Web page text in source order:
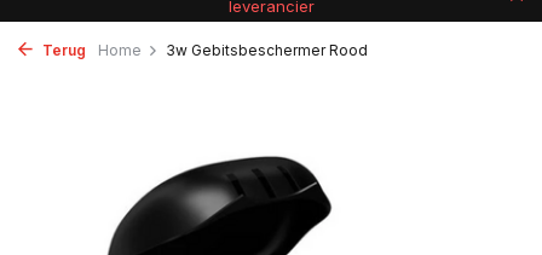
leverancier
Terug Home 3w Gebitsbeschermer Rood